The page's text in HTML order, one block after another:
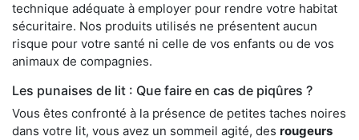
technique adéquate à employer pour rendre votre habitat
sécuritaire. Nos produits utilisés ne présentent aucun
risque pour votre santé ni celle de vos enfants ou de vos
animaux de compagnies.
Les punaises de lit : Que faire en cas de piqûres ?
Vous êtes confronté à la présence de petites taches noires
dans votre lit, vous avez un sommeil agité, des rougeurs